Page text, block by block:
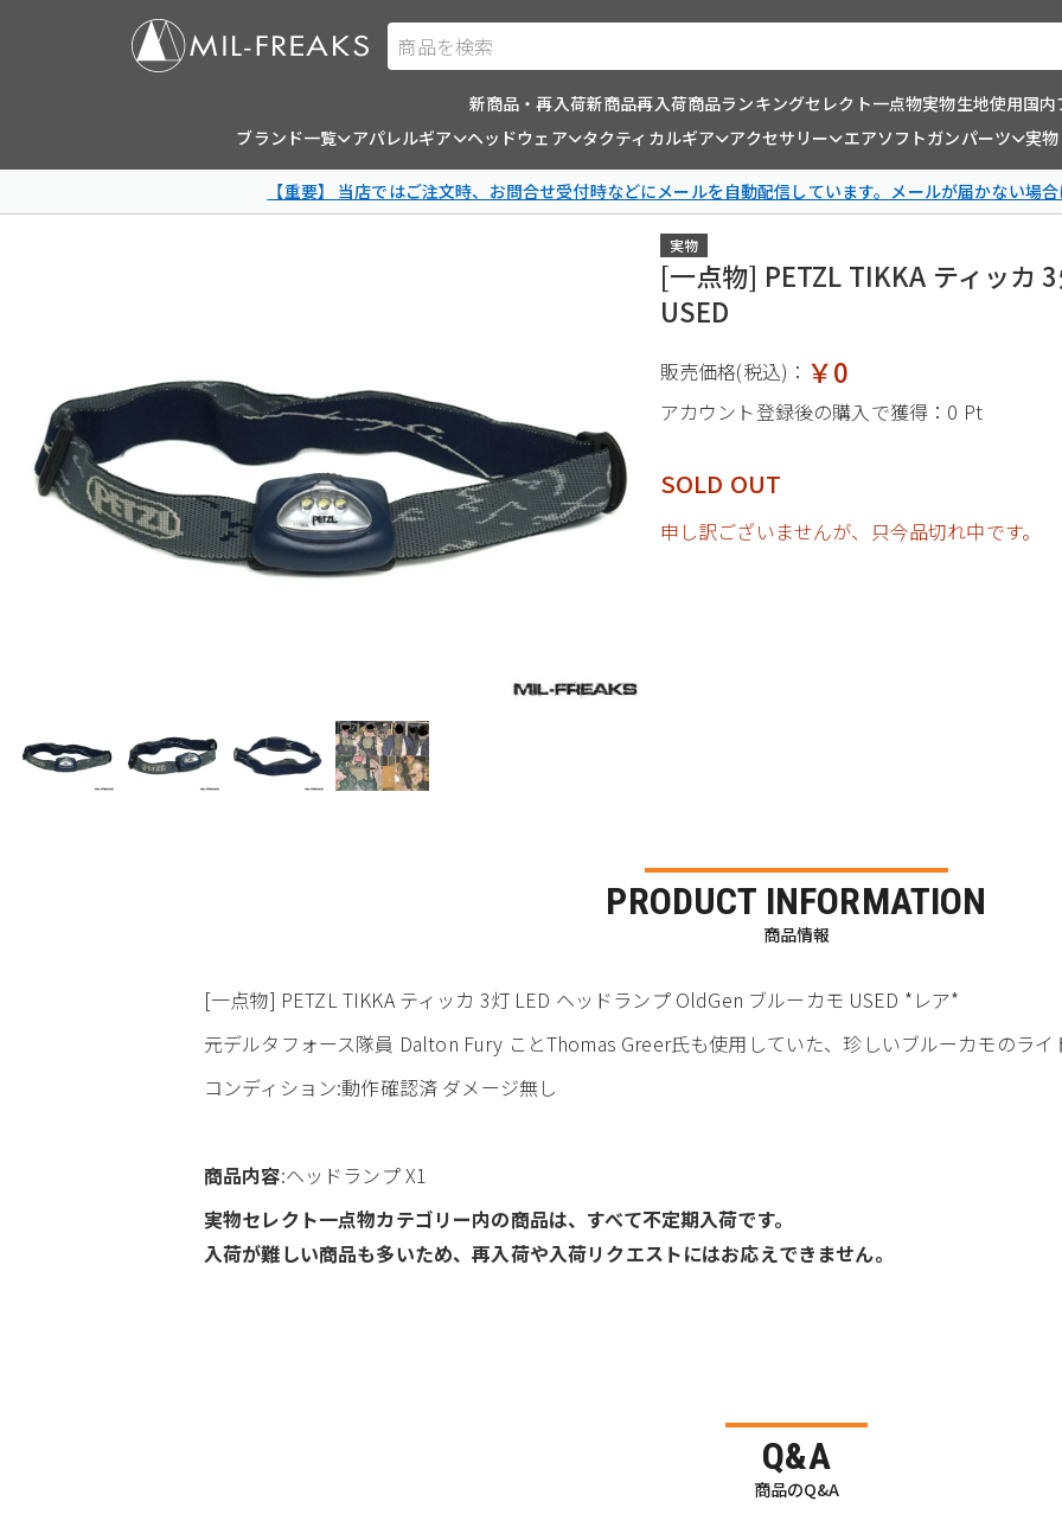
商品を検索
新商品・再入荷新商品再入荷商品ランキングセレクト一点物実物生地使用国内
ブランド一覧
アパレルギア ヘッドウェア タクティカルギア アクセサリー エアソフトガンパーツ 実
【重要】 当店ではご注文時、お問合せ受付時などにメールを自動配信しています。メールが届かない場
実物
[一点物] PETZL TIKKA ティッカ
USED
販売価格(税込)： ￥0
アカウント登録後の購入で獲得： 0 Pt
SOLD OUT
申し訳ございませんが、只今品切れ中です。
PRODUCT INFORMATION
商品情報
[一点物] PETZL TIKKA ティッカ 3灯 LED ヘッドランプ OldGen ブルーカモ USED *レア*
元デルタフォース隊員 Dalton Fury ことThomas Greer氏も使用していた、珍しいブルーカモのライ
コンディション:動作確認済 ダメージ無し
商品内容:ヘッドランプ X1
実物セレクト一点物カテゴリー内の商品は、すべて不定期入荷です。
入荷が難しい商品も多いため、再入荷や入荷リクエストにはお応えできません。
Q&A
商品のQ&A